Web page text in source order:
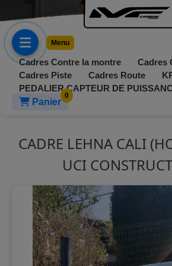
Menu
Cadres Contre la montre
Cadres
Cadres Piste
Cadres Route
PEDALIER CAPTEUR DE
Panier
►
Cadres
Contre
montre
Cadres
Cyclo-
► Groupes et
transmissions
KRONOS
PEDALIER
Périphériques
Aksel
CADRE LEHNA CALI
UCI